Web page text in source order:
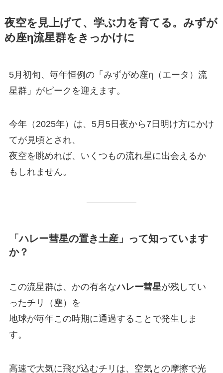
夜空を見上げて、学ぶ力を育てる。みずが
め座η流星群をきっかけに
5月初旬、毎年恒例の「みずがめ座η（エータ）流
星群」がピークを迎えます。
今年（2025年）は、5月5日夜から7日明け方にかけ
てが見頃とされ、
夜空を眺めれば、いくつもの流れ星に出会えるか
もしれません。
「ハレー彗星の置き土産」って知っています
か？
この流星群は、かの有名なハレー彗星が残してい
ったチリ（塵）を
地球が毎年この時期に通過することで発生しま
す。
高速で大気に飛び込むチリは、空気との摩擦で光